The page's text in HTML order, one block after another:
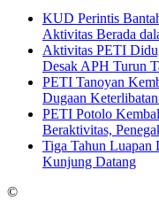
KUD Perintis
Aktivitas Berada
Aktivitas PETI
Desak APH Turun
PETI Tanoyan
Dugaan
PETI Potolo
Beraktivitas,
Tiga Tahun Luapan
Kunjung Datang
©